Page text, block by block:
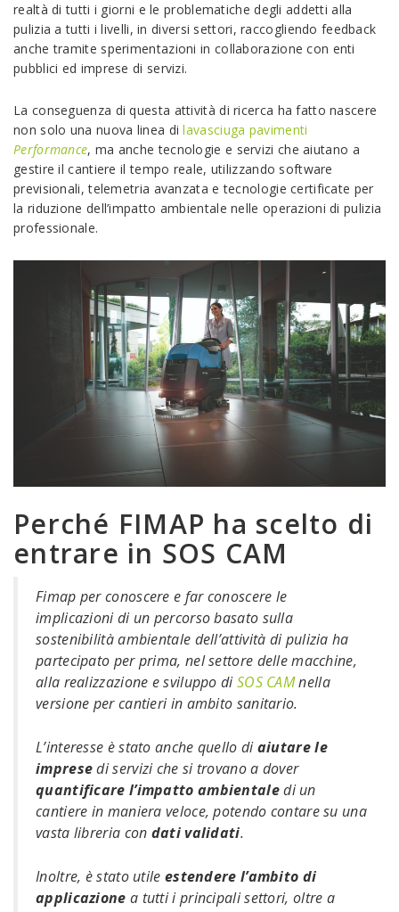
realtà di tutti i giorni e le problematiche degli addetti alla
pulizia a tutti i livelli, in diversi settori, raccogliendo feedback
anche tramite sperimentazioni in collaborazione con enti
pubblici ed imprese di servizi.
La conseguenza di questa attività di ricerca ha fatto nascere
non solo una nuova linea dilavasciuga pavimenti
Performance, ma anche tecnologie e servizi che aiutano a
gestire il cantiere il tempo reale, utilizzando software
previsionali, telemetria avanzata e tecnologie certificate per
la riduzione dell’impatto ambientale nelle operazioni di pulizia
professionale.
Perché FIMAP ha scelto di
entrare in SOS CAM
Fimap per conoscere e far conoscere le
implicazioni di un percorso basato sulla
sostenibilità ambientale dell’attività di pulizia ha
partecipato per prima, nel settore delle macchine,
alla realizzazione e sviluppo diSOS CAMnella
versione per cantieri in ambito sanitario.
L’interesse è stato anche quello diaiutare le
impresedi servizi che si trovano a dover
quantificare l’impatto ambientaledi un
cantiere in maniera veloce, potendo contare su una
vasta libreria con dati validati.
Inoltre, è stato utile estendere l’ambito di
applicazione a tutti i principali settori, oltre a